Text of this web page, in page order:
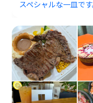
スペシャルな一皿です